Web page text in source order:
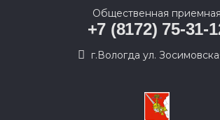
Общественная приемная
+7 (8172) 75-31-
г.Вологда ул.